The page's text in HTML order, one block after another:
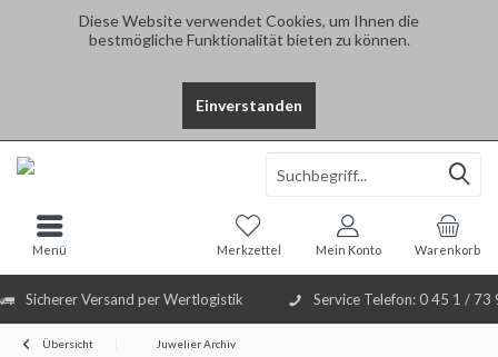
Diese Website verwendet Cookies, um Ihnen die
bestmögliche Funktionalität bieten zu können.
Einverstanden
Sicherer Versand per Wertlogistik Service Telefon: 0 45 1 / 73
Warenkorb
Merkzettel Mein Konto
Menü
Übersicht Juwelier Archiv